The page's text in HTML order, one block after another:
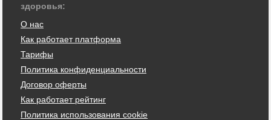
здоровья:
О нас
Как работает платформа
Тарифы
Политика конфиденциальности
Договор оферты
Как работает рейтинг
Политика использования cookie